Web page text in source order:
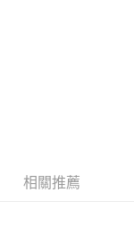
相關推薦